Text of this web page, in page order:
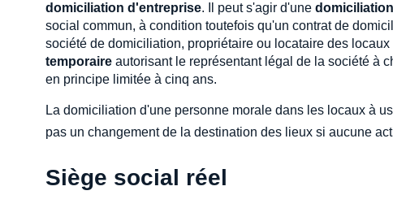
domiciliation d'entreprise. Il peut s'agir d'une
social commun, à condition toutefois qu'un contrat de
société de domiciliation, propriétaire ou locataire des
temporaire autorisant le représentant légal de la société à
en principe limitée à cinq ans.
La domiciliation d'une personne morale dans les locaux à
pas un changement de la destination des lieux si aucune
Siège social réel